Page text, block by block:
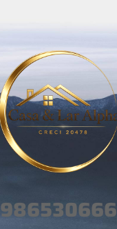
986530666